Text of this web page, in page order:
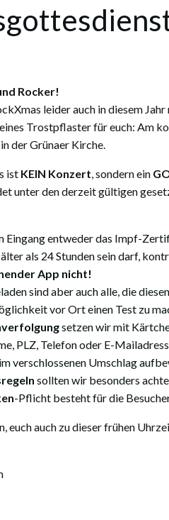
Rocker!
leider auch in diesem
Trostpflaster für euch: Am
der Grünaer Kirche.
ist KEIN Konzert , sondern ein
unter den derzeit gültigen
Eingang entweder das Impf-
als 24 Stunden sein darf,
App nicht!
sind aber auch alle, die
vor Ort einen Test zu
setzen wir mit
PLZ, Telefon oder E-
verschlossenen Umschlag
sollten wir besonders
-Pflicht besteht für die
euch auch zu dieser frühen